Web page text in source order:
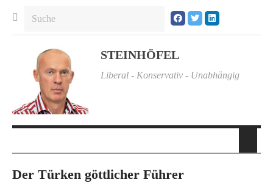
STEINHÖFEL
Liberal - Konservativ - Unabhängig
Der Türken göttlicher Führer